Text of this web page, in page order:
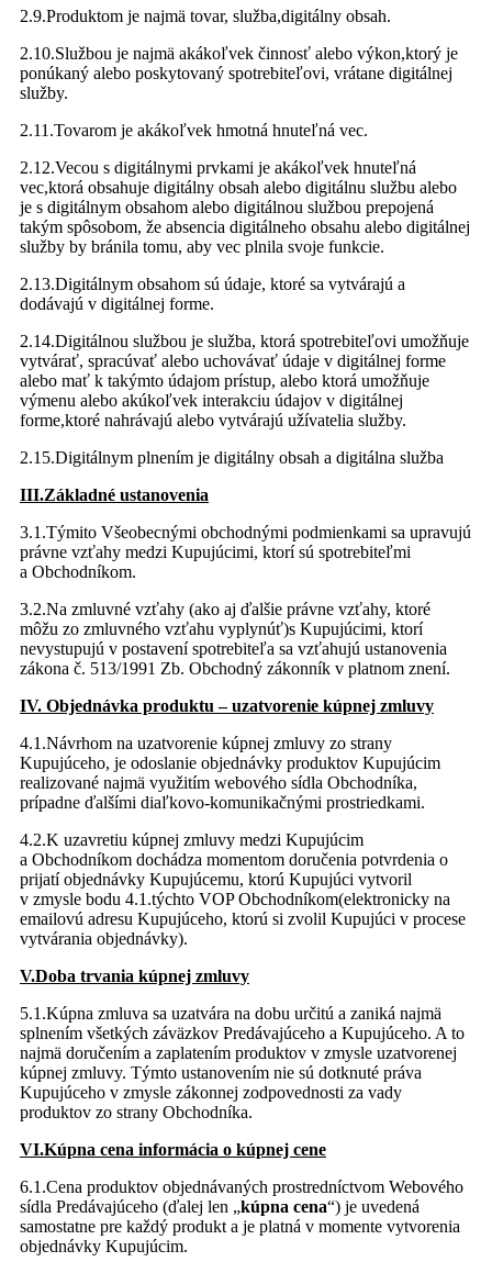
2.9.Produktom je najmä tovar, služba,digitálny obsah.
2.10.Službou je najmä akákoľvek činnosť alebo výkon,ktorý je
ponúkaný alebo poskytovaný spotrebiteľovi, vrátane digitálnej
služby.
2.11.Tovarom je akákoľvek hmotná hnuteľná vec.
2.12.Vecou s digitálnymi prvkami je akákoľvek hnuteľná
vec,ktorá obsahuje digitálny obsah alebo digitálnu službu alebo
je s digitálnym obsahom alebo digitálnou službou prepojená
takým spôsobom, že absencia digitálneho obsahu alebo digitálnej
služby by bránila tomu, aby vec plnila svoje funkcie.
2.13.Digitálnym obsahom sú údaje, ktoré sa vytvárajú a
dodávajú v digitálnej forme.
2.14.Digitálnou službou je služba, ktorá spotrebiteľovi umožňuje
vytvárať, spracúvať alebo uchovávať údaje v digitálnej forme
alebo mať k takýmto údajom prístup, alebo ktorá umožňuje
výmenu alebo akúkoľvek interakciu údajov v digitálnej
forme,ktoré nahrávajú alebo vytvárajú užívatelia služby.
2.15.Digitálnym plnením je digitálny obsah a digitálna služba
III.Základné ustanovenia
3.1.Týmito Všeobecnými obchodnými podmienkami sa upravujú
právne vzťahy medzi Kupujúcimi, ktorí sú spotrebiteľmi
a Obchodníkom.
3.2.Na zmluvné vzťahy (ako aj ďalšie právne vzťahy, ktoré
môžu zo zmluvného vzťahu vyplynúť)s Kupujúcimi, ktorí
nevystupujú v postavení spotrebiteľa sa vzťahujú ustanovenia
zákona č. 513/1991 Zb. Obchodný zákonník v platnom znení.
IV. Objednávka produktu – uzatvorenie kúpnej zmluvy
4.1.Návrhom na uzatvorenie kúpnej zmluvy zo strany
Kupujúceho, je odoslanie objednávky produktov Kupujúcim
realizované najmä využitím webového sídla Obchodníka,
prípadne ďalšími diaľkovo-komunikačnými prostriedkami.
4.2.K uzavretiu kúpnej zmluvy medzi Kupujúcim
a Obchodníkom dochádza momentom doručenia potvrdenia o
prijatí objednávky Kupujúcemu, ktorú Kupujúci vytvoril
v zmysle bodu 4.1.týchto VOP Obchodníkom(elektronicky na
emailovú adresu Kupujúceho, ktorú si zvolil Kupujúci v procese
vytvárania objednávky).
V.Doba trvania kúpnej zmluvy
5.1.Kúpna zmluva sa uzatvára na dobu určitú a zaniká najmä
splnením všetkých záväzkov Predávajúceho a Kupujúceho. A to
najmä doručením a zaplatením produktov v zmysle uzatvorenej
kúpnej zmluvy. Týmto ustanovením nie sú dotknuté práva
Kupujúceho v zmysle zákonnej zodpovednosti za vady
produktov zo strany Obchodníka.
VI.Kúpna cena informácia o kúpnej cene
6.1.Cena produktov objednávaných prostredníctvom Webového
sídla Predávajúceho (ďalej len „kúpna cena“) je uvedená
samostatne pre každý produkt a je platná v momente vytvorenia
objednávky Kupujúcim.